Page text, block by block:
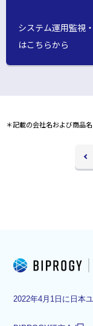
システム運用監視
はこちらから
ウ
で
＊記載の会社名および商品
2022年4月1日に日本